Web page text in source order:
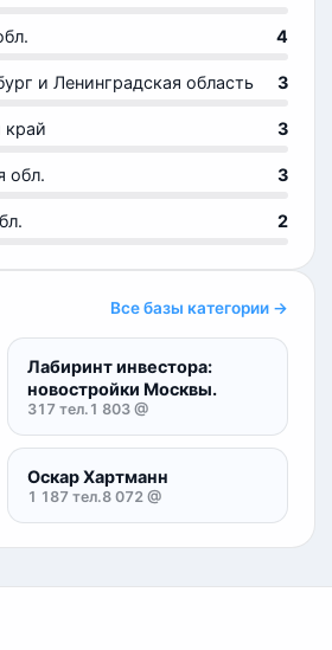
4
и Ленинградская область 3
край 3
обл. 3
2
Все базы категории →
Лабиринт инвестора:
новостройки Москвы.
317 тел. 1 803 @
Оскар Хартманн
1 187 тел.8 072 @